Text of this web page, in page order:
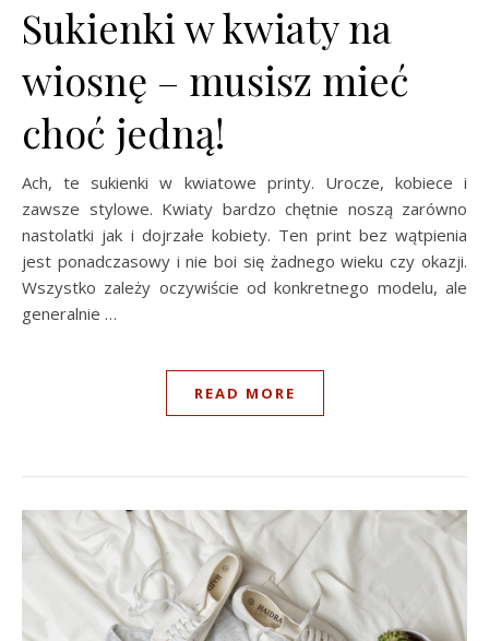
Sukienki w kwiaty na
wiosnę – musisz mieć
choć jedną!
Ach, te sukienki w kwiatowe printy. Urocze, kobiece i
zawsze stylowe. Kwiaty bardzo chętnie noszą zarówno
nastolatki jak i dojrzałe kobiety. Ten print bez wątpienia
jest ponadczasowy i nie boi się żadnego wieku czy okazji.
Wszystko zależy oczywiście od konkretnego modelu, ale
generalnie …
READ MORE